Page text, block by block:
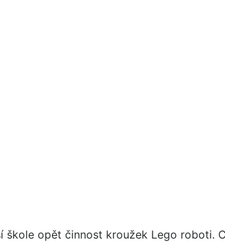
škole opět činnost kroužek Lego roboti.